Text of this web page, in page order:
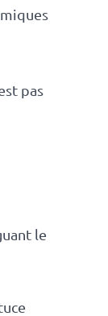
pas
le